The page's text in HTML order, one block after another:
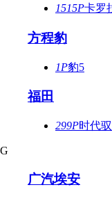
1515P卡罗
方程豹
1P豹5
福田
299P时代
G
广汽埃安